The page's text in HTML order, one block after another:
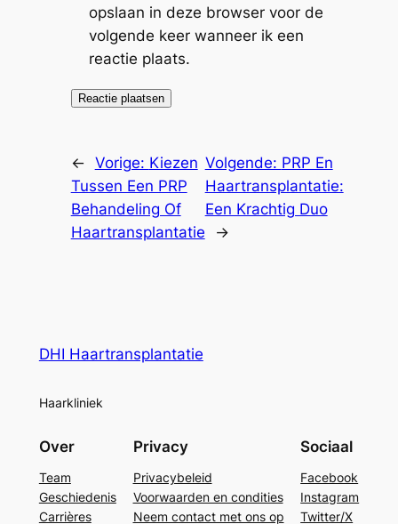
opslaan in deze browser voor de
volgende keer wanneer ik een
reactie plaats.
← Vorige: Kiezen
Tussen Een PRP
Behandeling Of
Haartransplantatie
Volgende: PRP En
Haartransplantatie:
Een Krachtig Duo
→
DHI Haartransplantatie
Haarkliniek
Over
Team
Geschiedenis
Carrières
Privacy
Privacybeleid
Voorwaarden en condities
Neem contact met ons op
Sociaal
Facebook
Instagram
Twitter/X